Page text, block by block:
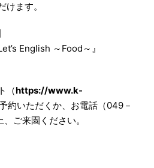
けます。
English ～Food～』
（https://www.k-
約いただくか、お電話（049－
ご来園ください。